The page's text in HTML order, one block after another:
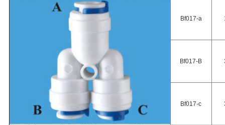
Bf017-a
Bf017-B
Bf017-c